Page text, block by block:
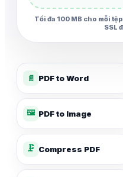
Tối đa 100 MB cho mỗi tệp
SSL
📄 PDF to Word
🖼️ PDF to Image
🗜️ Compress PDF